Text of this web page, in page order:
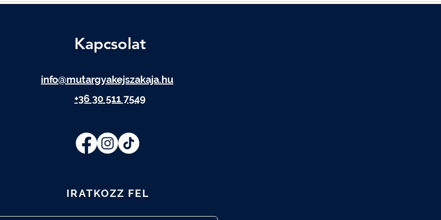
Kapcsolat
info@mutargyakejszakaja.hu
+36 30 511 7549
IRATKOZZ FEL